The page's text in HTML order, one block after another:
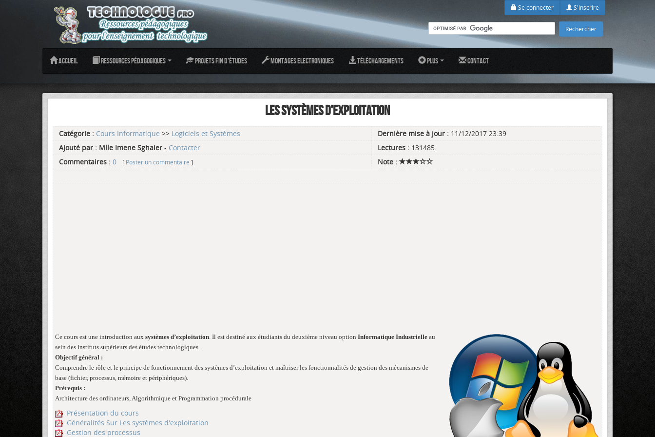
Se connecter S'inscrire
Accueil Ressources pédagogiques Projets fin d'études Montages Electroniques Téléchargements Plus Contact
LES SYSTÈMES D'EXPLOITATION
Catégorie : Cours Informatique >> Logiciels et Systèmes Dernière mise à jour : 11/12/2017 23:39
Ajouté par : Mlle Imene Sghaier - Contacter Lectures : 131485
Commentaires : 0 [ Poster un commentaire ] Note :
Ce cours est une introduction aux systèmes d’exploitation. Il est destiné aux étudiants du deuxième niveau option Informatique Industrielle au
sein des Instituts supérieurs des études technologiques.
Objectif général :
Comprendre le rôle et le principe de fonctionnement des systèmes d’exploitation et maîtriser les fonctionnalités de gestion des mécanismes de
base (fichier, processus, mémoire et périphériques).
Prérequis :
Architecture des ordinateurs, Algorithmique et Programmation procédurale
Présentation du cours
Généralités Sur Les systèmes d'exploitation
Gestion des processus